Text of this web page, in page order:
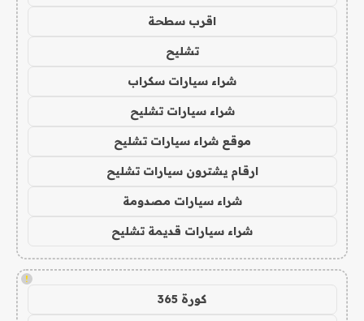
اقرب سطحة
تشليح
شراء سيارات سكراب
شراء سيارات تشليح
موقع شراء سيارات تشليح
ارقام يشترون سيارات تشليح
شراء سيارات مصدومة
شراء سيارات قديمة تشليح
!
كورة 365